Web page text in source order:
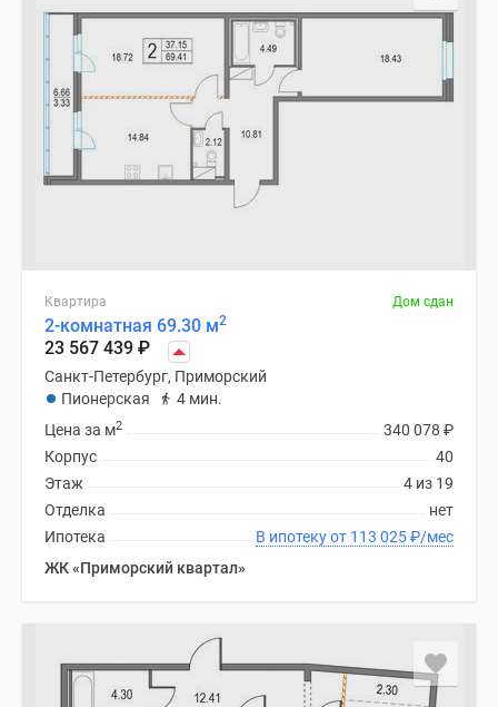
Квартира Дом сдан
2-комнатная 69.30 м2
23 567 439 ₽
Санкт-Петербург, Приморский
Пионерская
4 мин.
340 078 ₽
Цена за м2
40
Корпус
4 из 19
Этаж
нет
Отделка
В ипотеку от 113 025₽/мес
Ипотека
ЖК «Приморский квартал»